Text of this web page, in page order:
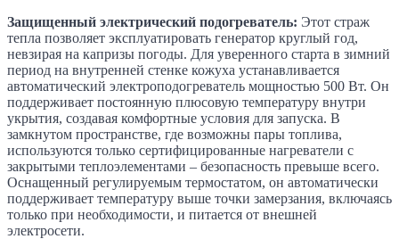
Защищенный электрический подогреватель: Этот страж
тепла позволяет эксплуатировать генератор круглый год,
невзирая на капризы погоды. Для уверенного старта в зимний
период на внутренней стенке кожуха устанавливается
автоматический электроподогреватель мощностью 500 Вт. Он
поддерживает постоянную плюсовую температуру внутри
укрытия, создавая комфортные условия для запуска. В
замкнутом пространстве, где возможны пары топлива,
используются только сертифицированные нагреватели с
закрытыми теплоэлементами – безопасность превыше всего.
Оснащенный регулируемым термостатом, он автоматически
поддерживает температуру выше точки замерзания, включаясь
только при необходимости, и питается от внешней
электросети.